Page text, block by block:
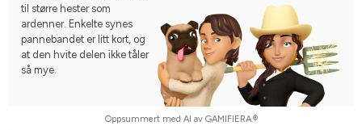
til større hester som
ardenner. Enkelte synes
pannebandet er litt kort, og
at den hvite delen ikke tåler
så mye.
Oppsummert med AI av GAMIFIERA.®